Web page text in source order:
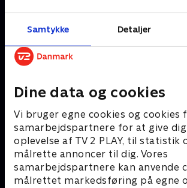
Samtykke Detaljer
Dine data og cookies
Vi bruger egne cookies og cookies
samarbejdspartnere for at give
oplevelse af TV 2 PLAY, til statistik
målrette annoncer til dig. Vores
samarbejdspartnere kan anvende
målrettet markedsføring på egne
Kræver tilkøb
Mere indhold fra Disney+